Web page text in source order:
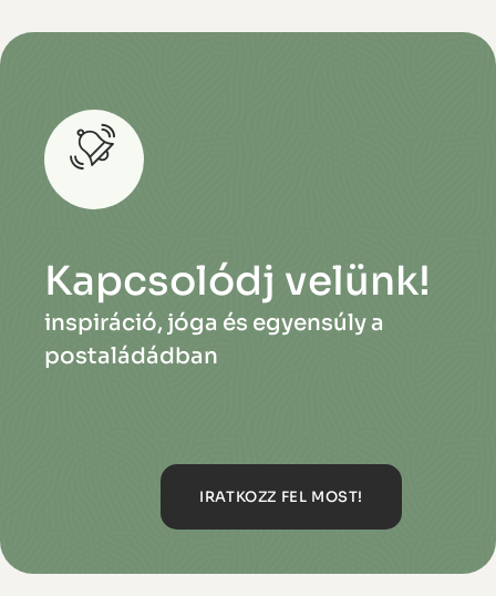
Kapcsolódj velünk!
inspiráció, jóga és egyensúly a
postaládádban
IRATKOZZ FEL MOST!